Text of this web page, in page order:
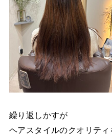
繰り返しかすが
ヘアスタイルのクオリティ